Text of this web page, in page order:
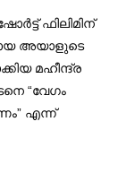
ഫിലിമിന്
അയാളുടെ
മഹീന്ദ്ര
“വേഗം
എന്ന്